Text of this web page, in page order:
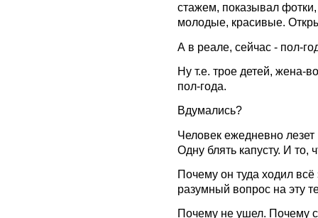
стажем, показывал
молодые, красивые.
А в реале, сейчас - пол-
Ну т.е. трое детей, жена-
пол-года.
Вдумались?
Человек ежедневно лезет
Одну блять капусту. И то,
Почему он туда ходил
разумный вопрос на эту
Почему не ушел. Почему